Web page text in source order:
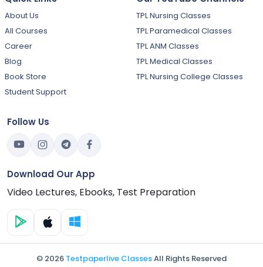
About Us
All Courses
Career
Blog
Book Store
Student Support
TPL Nursing Classes
TPL Paramedical Classes
TPL ANM Classes
TPL Medical Classes
TPL Nursing College Classes
Follow Us
Download Our App
Video Lectures, Ebooks, Test Preparation
© 2026 Testpaperlive ClassesAll Rights Reserved